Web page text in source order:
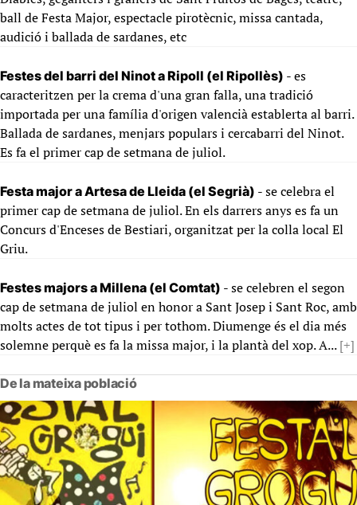
ball de Festa Major, espectacle pirotècnic, missa cantada,
audició i ballada de sardanes, etc
Festes del barri del Ninot a Ripoll (el Ripollès) - es
caracteritzen per la crema d'una gran falla, una tradició
importada per una família d'origen valencià establerta al barri.
Ballada de sardanes, menjars populars i cercabarri del Ninot.
Es fa el primer cap de setmana de juliol.
Festa major a Artesa de Lleida (el Segrià) - se celebra el
primer cap de setmana de juliol. En els darrers anys es fa un
Concurs d'Enceses de Bestiari, organitzat per la colla local El
Griu.
Festes majors a Millena (el Comtat) - se celebren el segon
cap de setmana de juliol en honor a Sant Josep i Sant Roc, amb
molts actes de tot tipus i per tothom. Diumenge és el dia més
solemne perquè es fa la missa major, i la plantà del xop. A...[+]
De la mateixa població